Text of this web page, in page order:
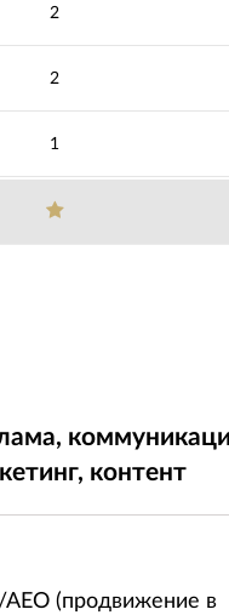
2
2
1
контент
AEO (продвижение в